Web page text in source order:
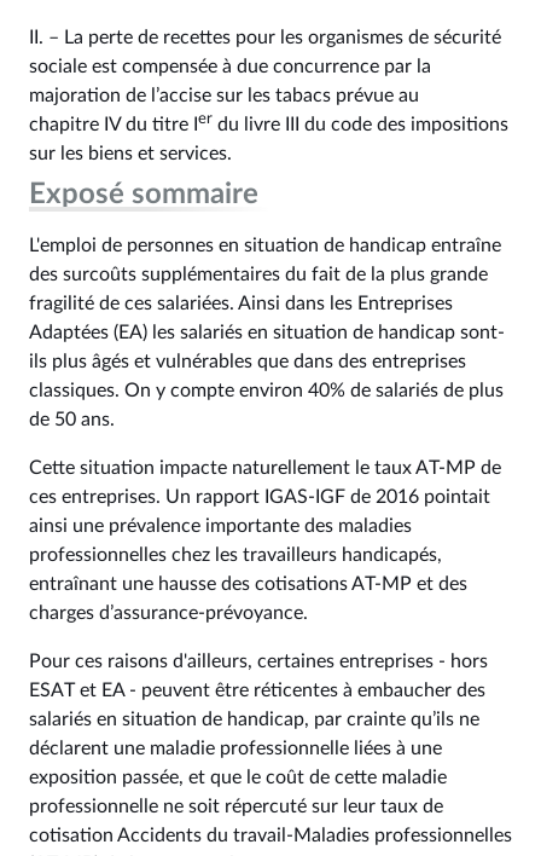
II. – La perte de recettes pour les organismes de sécurité
sociale est compensée à due concurrence par la
majoration de l’accise sur les tabacs prévue au
chapitre IV du titre I er du livre III du code des impositions
sur les biens et services.
Exposé sommaire
L'emploi de personnes en situation de handicap entraîne
des surcoûts supplémentaires du fait de la plus grande
fragilité de ces salariées. Ainsi dans les Entreprises
Adaptées (EA) les salariés en situation de handicap sont-
ils plus âgés et vulnérables que dans des entreprises
classiques. On y compte environ 40% de salariés de plus
de 50 ans.
Cette situation impacte naturellement le taux AT-MP de
ces entreprises. Un rapport IGAS-IGF de 2016 pointait
ainsi une prévalence importante des maladies
professionnelles chez les travailleurs handicapés,
entraînant une hausse des cotisations AT-MP et des
charges d’assurance-prévoyance.
Pour ces raisons d'ailleurs, certaines entreprises - hors
ESAT et EA - peuvent être réticentes à embaucher des
salariés en situation de handicap, par crainte qu’ils ne
déclarent une maladie professionnelle liées à une
exposition passée, et que le coût de cette maladie
professionnelle ne soit répercuté sur leur taux de
cotisation Accidents du travail-Maladies professionnelles